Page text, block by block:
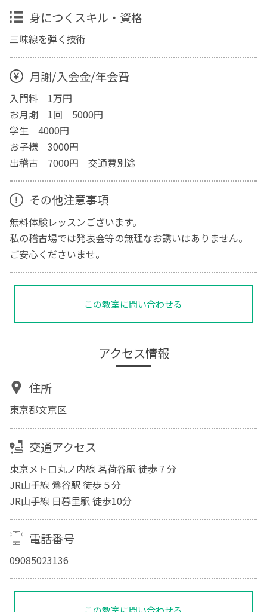
身につくスキル・資格
三味線を弾く技術
月謝/入会金/年会費
入門料 1万円
お月謝 1回 5000円
学生 4000円
お子様 3000円
出稽古 7000円 交通費別途
その他注意事項
無料体験レッスンございます。
私の稽古場では発表会等の無理なお誘いはありません。
ご安心くださいませ。
この教室に問い合わせる
アクセス情報
住所
東京都文京区
交通アクセス
東京メトロ丸ノ内線 茗荷谷駅 徒歩７分
JR山手線 鶯谷駅 徒歩５分
JR山手線 日暮里駅 徒歩10分
電話番号
09085023136